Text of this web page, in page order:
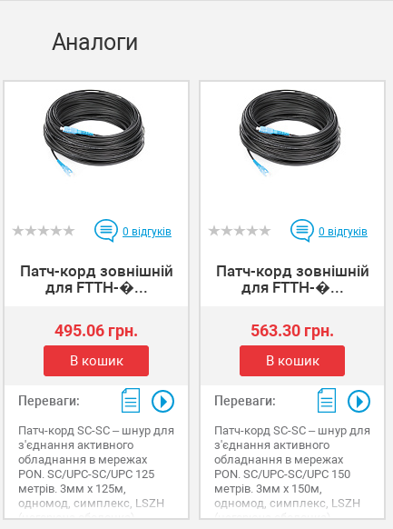
Аналоги
0 відгуків
Патч-корд зовнішній
для FTTH-�...
495.06 грн.
В кошик
Переваги:
Патч-корд SC-SC – шнур для
з'єднання активного
обладнання в мережах
PON. SC/UPC-SC/UPC 125
метрів. 3мм х 125м,
одномод, симплекс, LSZH
(негорюча оболонка),
0 відгуків
Патч-корд зовнішній
для FTTH-�...
563.30 грн.
В кошик
Переваги:
Патч-корд SC-SC – шнур для
з'єднання активного
обладнання в мережах
PON. SC/UPC-SC/UPC 150
метрів. 3мм х 150м,
одномод, симплекс, LSZH
(негорюча оболонка),